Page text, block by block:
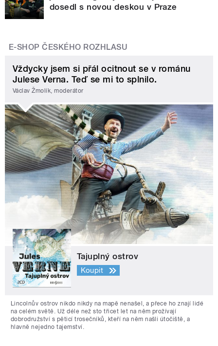
dosedl s novou deskou v Praze
E-SHOP ČESKÉHO ROZHLASU
Vždycky jsem si přál ocitnout se v románu
Julese Verna. Teď se mi to splnilo.
Václav Žmolík, moderátor
Tajuplný ostrov
Koupit
Lincolnův ostrov nikdo nikdy na mapě nenašel, a přece ho znají lidé
na celém světě. Už déle než sto třicet let na něm prožívají
dobrodružství s pěticí trosečníků, kteří na něm našli útočiště, a
hlavně nejedno tajemství.